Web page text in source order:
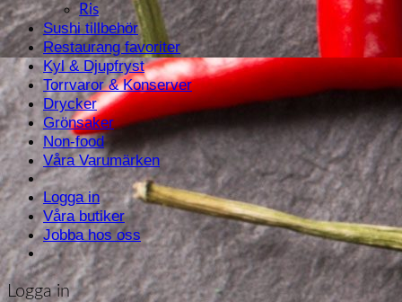
Ris
Sushi tillbehör
Restaurang favoriter
Kyl & Djupfryst
Torrvaror & Konserver
Drycker
Grönsaker
Non-food
Våra Varumärken
Logga in
Våra butiker
Jobba hos oss
Logga in